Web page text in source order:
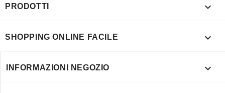
PRODOTTI 
SHOPPING ONLINE FACILE 
INFORMAZIONI NEGOZIO 